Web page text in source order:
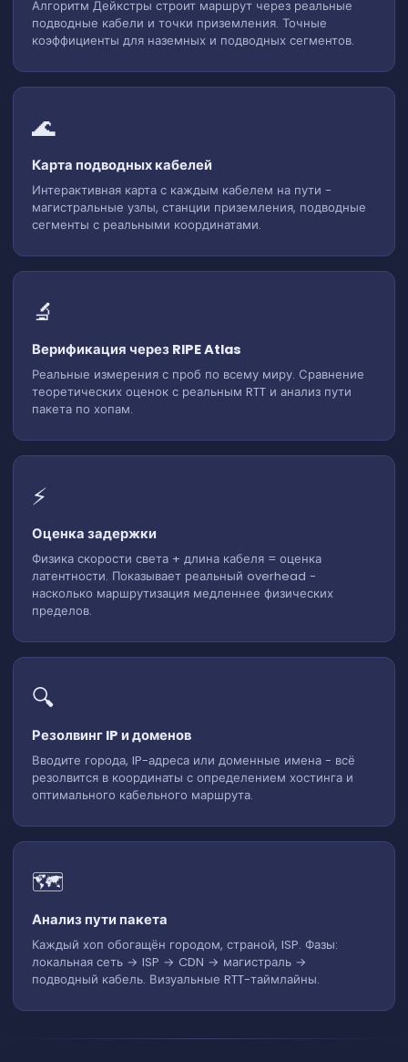
Алгоритм Дейкстры строит маршрут через реальные
подводные кабели и точки приземления. Точные
коэффициенты для наземных и подводных сегментов.
🌊
Карта подводных кабелей
Интерактивная карта с каждым кабелем на пути -
магистральные узлы, станции приземления, подводные
сегменты с реальными координатами.
🔬
Верификация через RIPE Atlas
Реальные измерения с проб по всему миру. Сравнение
теоретических оценок с реальным RTT и анализ пути
пакета по хопам.
⚡
Оценка задержки
Физика скорости света + длина кабеля = оценка
латентности. Показывает реальный overhead -
насколько маршрутизация медленнее физических
пределов.
🔍
Резолвинг IP и доменов
Вводите города, IP-адреса или доменные имена - всё
резолвится в координаты с определением хостинга и
оптимального кабельного маршрута.
🗺️
Анализ пути пакета
Каждый хоп обогащён городом, страной, ISP. Фазы:
локальная сеть → ISP → CDN → магистраль →
подводный кабель. Визуальные RTT-таймлайны.
Calculating route...